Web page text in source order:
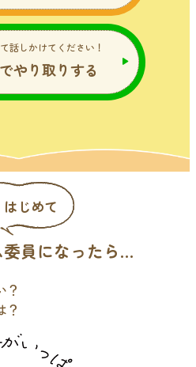
話しかけてください！
やり取りする
はじめて
員になったら…
？
？